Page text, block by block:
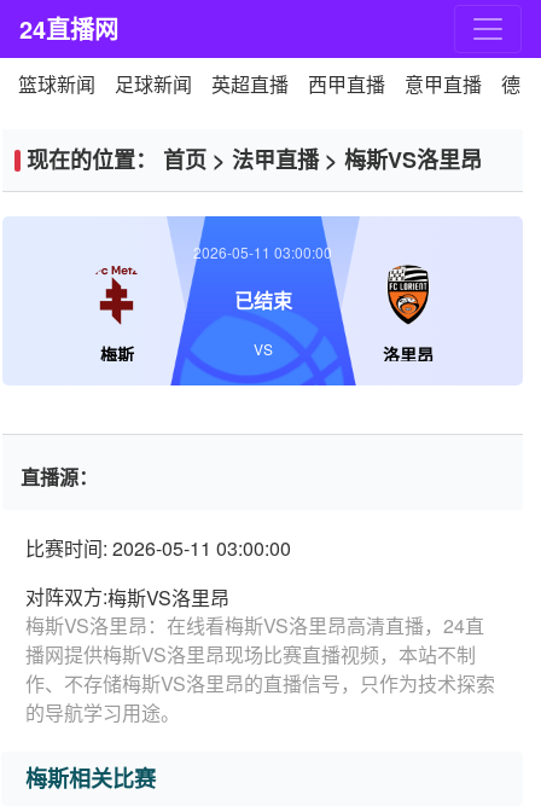
24直播网
篮球新闻 足球新闻 英超直播 西甲直播 意甲直播 德
现在的位置： 首页 > 法甲直播> 梅斯VS洛里昂
梅斯 洛里昂
2026-05-11 03:00:00
已结束
VS
直播源：
比赛时间: 2026-05-11 03:00:00
对阵双方:梅斯VS洛里昂
梅斯VS洛里昂：在线看梅斯VS洛里昂高清直播，24直
播网提供梅斯VS洛里昂现场比赛直播视频，本站不制
作、不存储梅斯VS洛里昂的直播信号，只作为技术探索
的导航学习用途。
梅斯相关比赛